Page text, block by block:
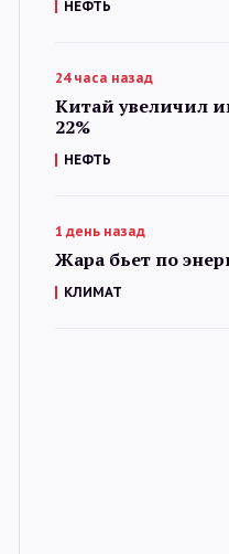
НЕФТЬ
24 часа назад
Китай увеличил
22%
НЕФТЬ
1 день назад
Жара бьет по
КЛИМАТ